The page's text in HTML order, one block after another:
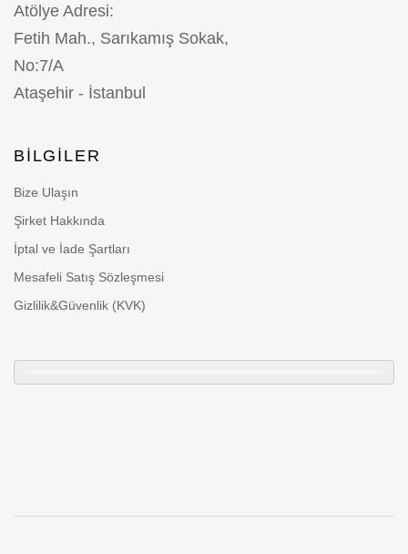
Atölye Adresi:
Fetih Mah., Sarıkamış Sokak,
No:7/A
Ataşehir - İstanbul
BILGILER
Bize Ulaşın
Şirket Hakkında
İptal ve İade Şartları
Mesafeli Satış Sözleşmesi
Gizlilik&Güvenlik (KVK)